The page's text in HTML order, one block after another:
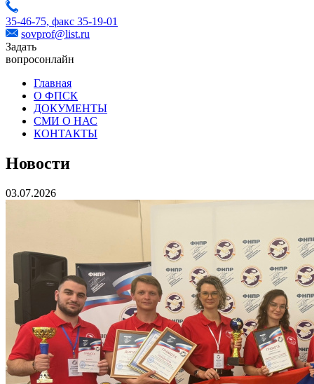
35-46-75, факс 35-19-01
sovprof@list.ru
Задать
вопросонлайн
Главная
О ФПСК
ДОКУМЕНТЫ
СМИ О НАС
КОНТАКТЫ
Новости
03.07.2026